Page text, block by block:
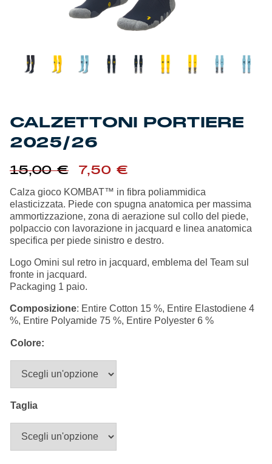
Sebago x Genoa
Red&Blue Voices
Summer Sale
Accessori
Party
Outlet
Helan x Genoa
Isolani x Genoa
Gift Card Online Store
CALZETTONI PORTIERE
2025/26
15,00€
Il
prezzo
originale
era:
15,00 €.
7,50 €
attuale
è:
7,50 €.
Calza gioco KOMBAT™ in fibra poliammidica
elasticizzata. Piede con spugna anatomica per massima
ammortizzazione, zona di aerazione sul collo del piede,
polpaccio con lavorazione in jacquard e linea anatomica
specifica per piede sinistro e destro.
Logo Omini sul retro in jacquard, emblema del Team sul
fronte in jacquard.
Packaging 1 paio.
Composizione: Entire Cotton 15 %, Entire Elastodiene 4
%, Entire Polyamide 75 %, Entire Polyester 6 %
Colore:
Taglia